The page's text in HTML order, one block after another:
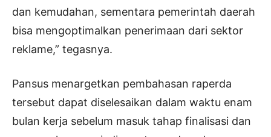
dan kemudahan, sementara pemerintah daerah
bisa mengoptimalkan penerimaan dari sektor
reklame,” tegasnya.
Pansus menargetkan pembahasan raperda
tersebut dapat diselesaikan dalam waktu enam
bulan kerja sebelum masuk tahap finalisasi dan